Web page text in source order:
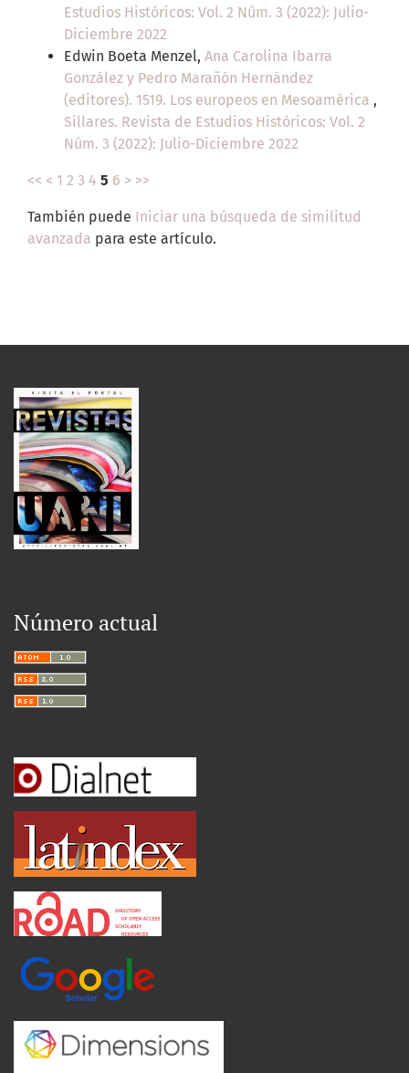
Estudios Históricos: Vol. 2 Núm. 3 (2022): Julio-
Diciembre 2022
Edwin Boeta Menzel, Ana Carolina Ibarra
González y Pedro Marañón Hernández
(editores). 1519. Los europeos en Mesoamérica ,
Sillares. Revista de Estudios Históricos: Vol. 2
Núm. 3 (2022): Julio-Diciembre 2022
<< < 1 2 3 4 5 6 > >>
También puede Iniciar una búsqueda de similitud
avanzada para este artículo.
Número actual